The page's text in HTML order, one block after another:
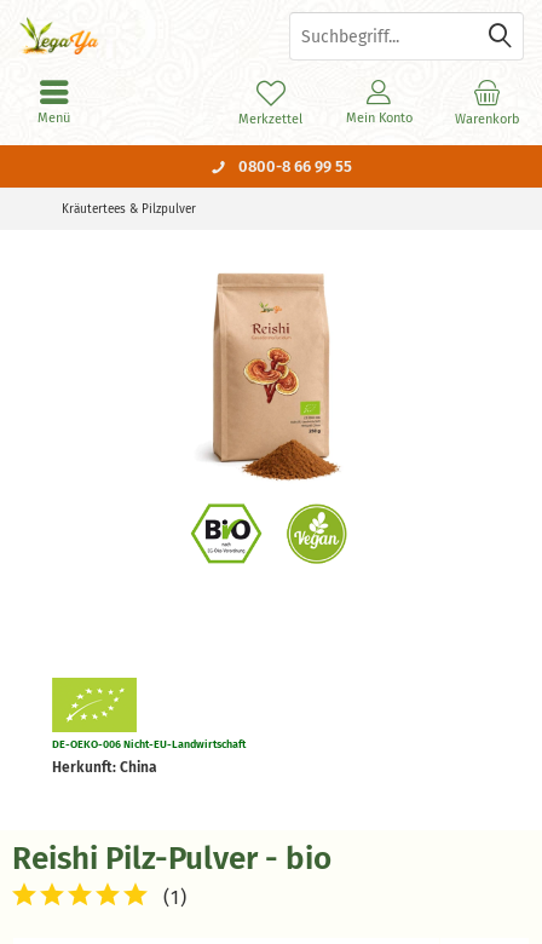
0800-8 66 99 55
Warenkorb
Merkzettel Mein Konto
Menü
Kräutertees & Pilzpulver
DE-OEKO-006 Nicht-EU-Landwirtschaft
Herkunft: China
Reishi Pilz-Pulver - bio
(1)